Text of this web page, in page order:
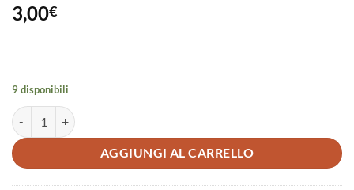
3,00€
9 disponibili
VINCENT Spiral Surf quantità
AGGIUNGI AL CARRELLO